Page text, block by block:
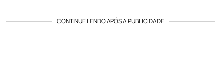
CONTINUE LENDO APÓS A PUBLICIDADE